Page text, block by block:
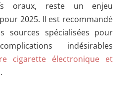
oraux, reste un enjeu
2025. Il est recommandé
sources spécialisées pour
indésirables
cigarette électronique et